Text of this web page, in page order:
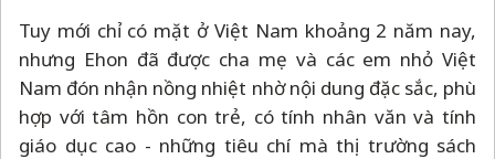
Tuy mới chỉ có mặt ở Việt Nam khoảng 2 năm nay,
nhưng Ehon đã được cha mẹ và các em nhỏ Việt
Nam đón nhận nồng nhiệt nhờ nội dung đặc sắc, phù
hợp với tâm hồn con trẻ, có tính nhân văn và tính
giáo dục cao - những tiêu chí mà thị trường sách